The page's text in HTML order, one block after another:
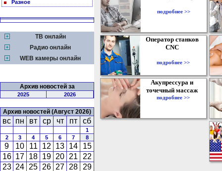
Разное
ТВ онлайн
Радио онлайн
WEB камеры онлайн
Архив новостей за
2025 2026
Архив новостей (Август 2026)
вс пн вт ср чт пт сб
1
2
3 4 5 6 7 8
9 10 11 12 13 14
15
16 17 18 19 20 21
22
23 24 25 26 27 28 29
подробнее >>
Оператор станков
CNC
подробнее >>
Акупрессура и
точечный массаж
подробнее >>